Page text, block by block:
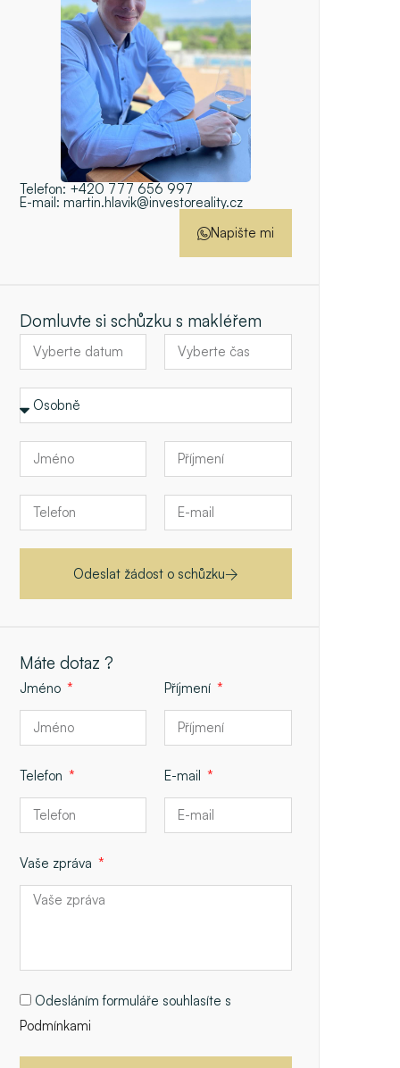
Telefon: +420 777 656 997
E-mail: martin.hlavik@investoreality.cz
Napište mi
Domluvte si schůzku s makléřem
Odeslat žádost o schůzku
Máte dotaz ?
Jméno Příjmení
Telefon E-mail
Vaše zpráva
Odesláním formuláře souhlasíte s
Podmínkami